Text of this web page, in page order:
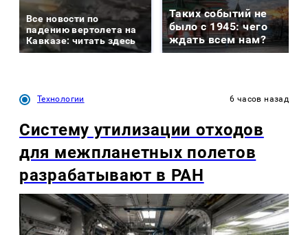
Все новости по
падению вертолета на
Кавказе: читать здесь
Таких событий не
было с 1945: чего
ждать всем нам?
Технологии 6 часов назад
Систему утилизации отходов
для межпланетных полетов
разрабатывают в РАН